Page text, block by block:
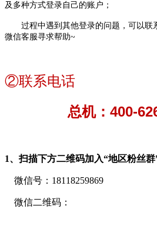
及多种方式登录自己的账户；
过程中遇到其他登录的问题，可以联
微信客服寻求帮助~
②联系电话
总机：400-
1、扫描下方二维码加入“地区粉丝群
微信号：18118259869
微信二维码：